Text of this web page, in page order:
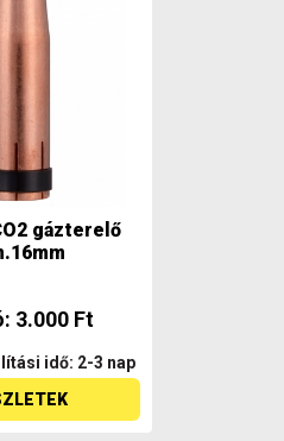
gázterelő
3.000 Ft
idő: 2-3 nap